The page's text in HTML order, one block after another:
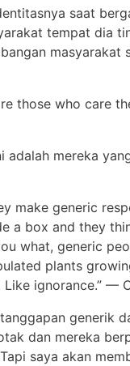
saat
tempat dia
masyarakat
those who care
mereka
make generic
a box and they
what, generic
plants
ignorance.” —
generik
dan mereka
saya akan